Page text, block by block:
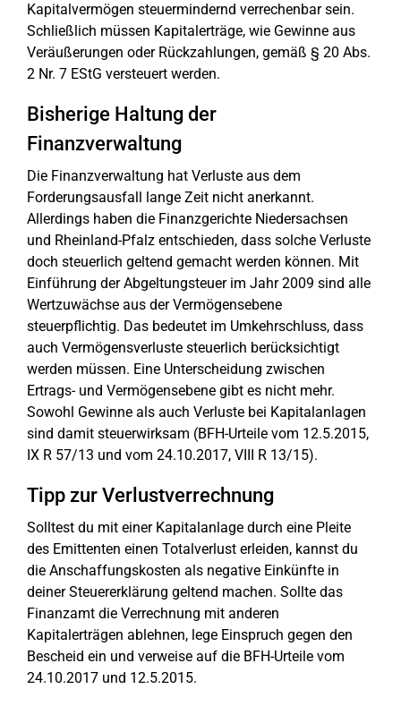
Kapitalvermögen steuermindernd verrechenbar sein.
Schließlich müssen Kapitalerträge, wie Gewinne aus
Veräußerungen oder Rückzahlungen, gemäß § 20 Abs.
2 Nr. 7 EStG versteuert werden.
Bisherige Haltung der
Finanzverwaltung
Die Finanzverwaltung hat Verluste aus dem
Forderungsausfall lange Zeit nicht anerkannt.
Allerdings haben die Finanzgerichte Niedersachsen
und Rheinland-Pfalz entschieden, dass solche Verluste
doch steuerlich geltend gemacht werden können. Mit
Einführung der Abgeltungsteuer im Jahr 2009 sind alle
Wertzuwächse aus der Vermögensebene
steuerpflichtig. Das bedeutet im Umkehrschluss, dass
auch Vermögensverluste steuerlich berücksichtigt
werden müssen. Eine Unterscheidung zwischen
Ertrags- und Vermögensebene gibt es nicht mehr.
Sowohl Gewinne als auch Verluste bei Kapitalanlagen
sind damit steuerwirksam (BFH-Urteile vom 12.5.2015,
IX R 57/13 und vom 24.10.2017, VIII R 13/15).
Tipp zur Verlustverrechnung
Solltest du mit einer Kapitalanlage durch eine Pleite
des Emittenten einen Totalverlust erleiden, kannst du
die Anschaffungskosten als negative Einkünfte in
deiner Steuererklärung geltend machen. Sollte das
Finanzamt die Verrechnung mit anderen
Kapitalerträgen ablehnen, lege Einspruch gegen den
Bescheid ein und verweise auf die BFH-Urteile vom
24.10.2017 und 12.5.2015.